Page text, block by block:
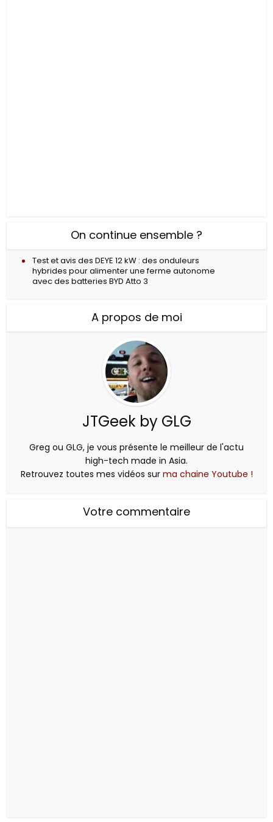
On continue ensemble ?
Test et avis des DEYE 12 kW : des onduleurs
hybrides pour alimenter une ferme autonome
avec des batteries BYD Atto 3
A propos de moi
JTGeek by GLG
Greg ou GLG, je vous présente le meilleur de l'actu
high-tech made in Asia.
Retrouvez toutes mes vidéos sur ma chaine Youtube !
Votre commentaire